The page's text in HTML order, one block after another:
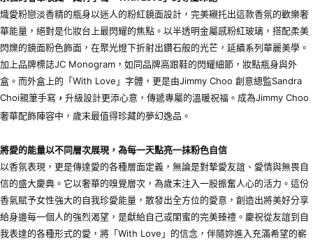
熾愛粉戀淡香精的瓶身以迷人的粉紅鏡面設計，完美襯托出這款香氛的歡樂奢
華能量，絕對是化妝台上最閃耀的焦點。以半透明金屬感粉紅玻璃，搭配柔美
閃爍的鏡面粉色飾面，在聚光燈下折射出鑽石般的光芒，延續系列華麗美學。
加上品牌標誌JC Monogram，如同品牌高跟鞋的閃耀細節，妝點瓶身與外
盒。而外盒上的「With Love」字體，更是由Jimmy Choo 創意總監Sandra
Choi親筆手寫 ， 升級設計更添心意，傳遞專屬的溫暖祝福。成為Jimmy Choo
奢華配飾陣容中，歲末最值得珍藏的夢幻逸品。
將愛的能量以不同層次展現，為每一天點亮一抹粉色自信
以香氛表現，更是傳達愛的各種層面定義，無論是對摯愛友誼、愛情與無畏自
信的盛大慶典。它以奢華的嗅覺層次，為歲末注入一股振奮人心的活力。這份
香氣賦予女性強大的自我珍愛能量，散發出全方位的愛意，創造出將美好分享
給身邊每一個人的強烈渴望，是獻給自己或閨蜜的完美臻禮。慶祝從友誼到自
我表達的各種形式的愛，將「With Love」的信念，伴隨妳進入充滿希望的嶄